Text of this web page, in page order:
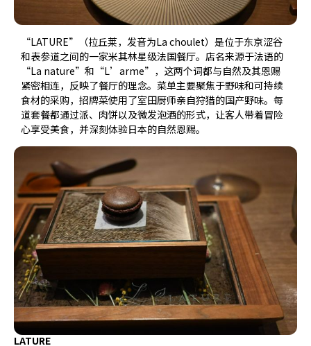
“LATURE”（拉丘莱，发音为La choulet）是位于东京涩谷
和表参道之间的一家米其林星级法国餐厅。店名来源于法语的
“La nature”和“L’arme”，这两个词都与自然及其恩赐
紧密相连，反映了餐厅的理念。菜单主要聚焦于野味和可持续
食材的采购，招牌菜使用了室田厨师亲自狩猎的国产野味。每
道套餐都通过派、肉饼以及微发泡酒的形式，让客人带着冒险
心享受美食，并深刻体验日本的自然恩赐。
LATURE